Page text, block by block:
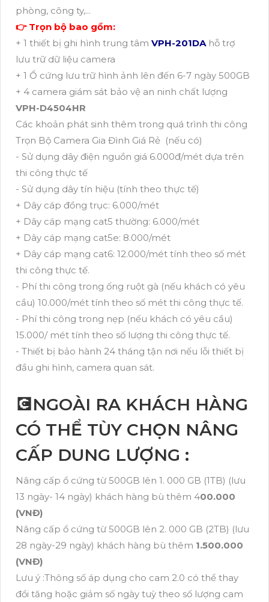
phòng, công ty,...
👉 Trọn bộ bao gồm:
+ 1 thiết bị ghi hình trung tâm VPH-201DAhỗ trợ
lưu trữ dữ liệu camera
+ 1 Ổ cứng lưu trữ hình ảnh lên đến 6-7 ngày 500GB
+ 4 camera giám sát bảo vệ an ninh chất lượng
VPH-D4504HR
Các khoản phát sinh thêm trong quá trình thi công
Trọn Bộ Camera Gia Đình Giá Rẻ (nếu có)
- Sử dụng dây điện nguồn giá 6.000đ/mét dựa trên
thi công thực tế
- Sử dụng dây tín hiệu (tính theo thực tế)
+ Dây cáp đồng trục: 6.000/mét
+ Dây cáp mạng cat5 thường: 6.000/mét
+ Dây cáp mạng cat5e: 8.000/mét
+ Dây cáp mạng cat6: 12.000/mét tính theo số mét
thi công thực tế.
- Phí thi công trong ống ruột gà (nếu khách có yêu
cầu) 10.000/mét tính theo số mét thi công thực tế.
- Phí thi công trong nẹp (nếu khách có yêu cầu)
15.000/ mét tính theo số lượng thi công thực tế.
- Thiết bị bảo hành 24 tháng tận nơi nếu lỗi thiết bị
đầu ghi hình, camera quan sát.
💽NGOÀI RA KHÁCH HÀNG
CÓ THỂ TÙY CHỌN NÂNG
CẤP DUNG LƯỢNG :
Nâng cấp ổ cứng từ 500GB lên 1. 000 GB (1TB) (lưu
13 ngày- 14 ngày) khách hàng bù thêm 400.000
(VNĐ)
Nâng cấp ổ cứng từ 500GB lên 2. 000 GB (2TB) (lưu
28 ngày-29 ngày) khách hàng bù thêm 1.500.000
(VNĐ)
Lưu ý :Thông số áp dụng cho cam 2.0 có thể thay
đổi tăng hoặc giảm số ngày tuỳ theo số lượng cam